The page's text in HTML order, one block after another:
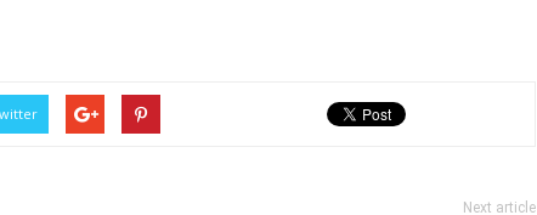
Next article